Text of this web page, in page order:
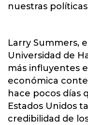
nuestras
Larry Summers,
Universidad de
más influyentes
económica
hace pocos días
Estados Unidos
credibilidad de